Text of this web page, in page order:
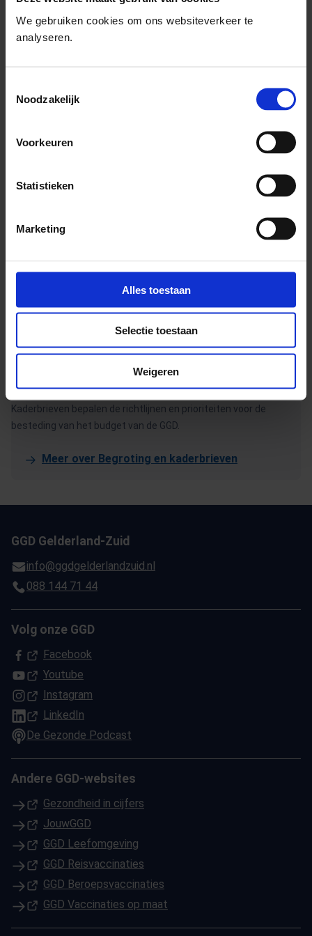
We gebruiken cookies om ons websiteverkeer te
analyseren.
Noodzakelijk
Voorkeuren
Statistieken
Marketing
Alles toestaan
Selectie toestaan
Weigeren
Met een integrale aanpak valpreventie dragen wij bij aan het
uitstellen van kwetsbaarheid en langer zelfstandig wonen.
Meer over Integrale aanpak valpreventie
Begroting en kaderbrieven
Kaderbrieven bepalen de richtlijnen en prioriteiten voor de
besteding van het budget van de GGD.
Meer over Begroting en kaderbrieven
GGD Gelderland-Zuid
info@ggdgelderlandzuid.nl
088 144 71 44
Volg onze GGD
Facebook
(Opent in een nieuw tabblad)
Youtube
(Opent in een nieuw tabblad)
Instagram
(Opent in een nieuw tabblad)
LinkedIn
(Opent in een nieuw tabblad)
De Gezonde Podcast
Andere GGD-websites
Gezondheid in cijfers
(Opent in een nieuw tabblad)
JouwGGD
(Opent in een nieuw tabblad)
GGD Leefomgeving
(Opent in een nieuw tabblad)
GGD Reisvaccinaties
(Opent in een nieuw tabblad)
GGD Beroepsvaccinaties
(Opent in een nieuw tabblad)
GGD Vaccinaties op maat
(Opent in een nieuw tabblad)